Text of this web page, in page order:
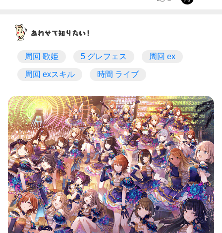
周回 歌姫 5 グレフェス 周回 ex
周回 exスキル 時間 ライブ